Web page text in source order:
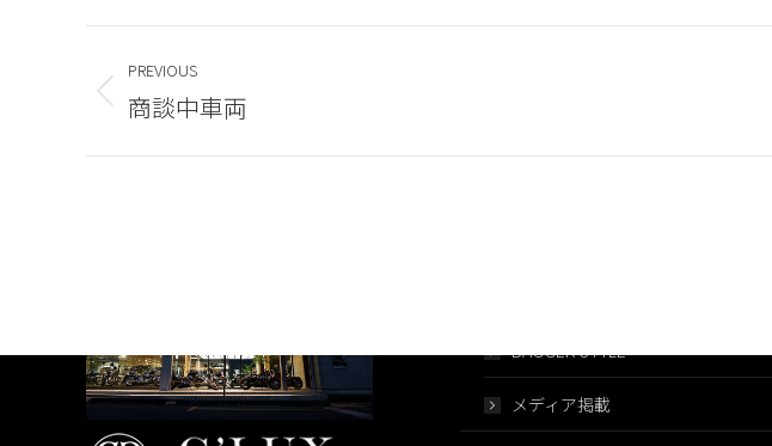
Post
navigation
PREVIOUS
Previous
商談中車両
BAGGER STYLE
メディア掲載